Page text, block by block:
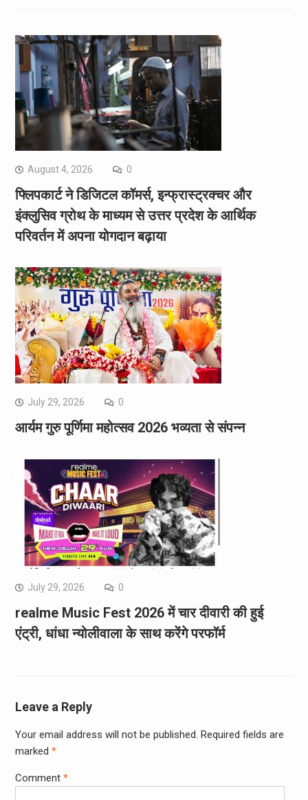
August 4, 2026 0
फ्लिपकार्ट ने डिजिटल कॉमर्स, इन्फ्रास्ट्रक्चर और
इंक्लुसिव ग्रोथ के माध्यम से उत्तर प्रदेश के आर्थिक
परिवर्तन में अपना योगदान बढ़ाया
July 29, 2026 0
आर्यम गुरु पूर्णिमा महोत्सव 2026 भव्यता से संपन्न
July 29, 2026 0
realme Music Fest 2026 में चार दीवारी की हुई
एंट्री, धांधा न्योलीवाला के साथ करेंगे परफॉर्म
Leave a Reply
Your email address will not be published. Required fields are
marked *
Comment *